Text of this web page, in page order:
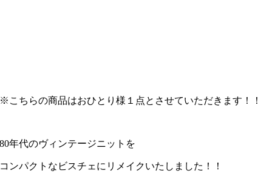
※こちらの商品はおひとり様１点とさせていただきます！！
80年代のヴィンテージニットを
コンパクトなビスチェにリメイクいたしました！！